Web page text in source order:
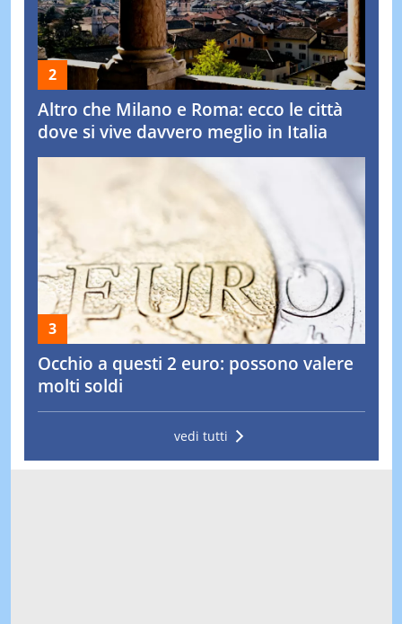
Altro che Milano e Roma: ecco le città
dove si vive davvero meglio in Italia
Occhio a questi 2 euro: possono valere
molti soldi
vedi tutti